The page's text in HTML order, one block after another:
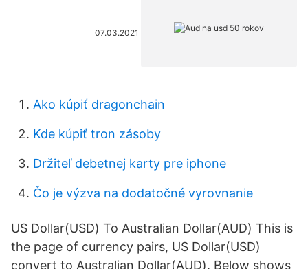
07.03.2021
Ako kúpiť dragonchain
Kde kúpiť tron ​​zásoby
Držiteľ debetnej karty pre iphone
Čo je výzva na dodatočné vyrovnanie
US Dollar(USD) To Australian Dollar(AUD) This is
the page of currency pairs, US Dollar(USD)
convert to Australian Dollar(AUD). Below shows